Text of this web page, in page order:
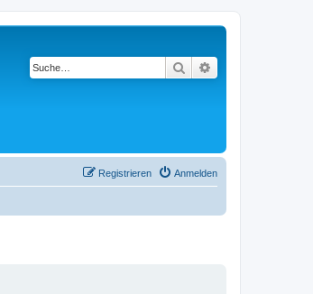
Suche
Anmelden
Registrieren